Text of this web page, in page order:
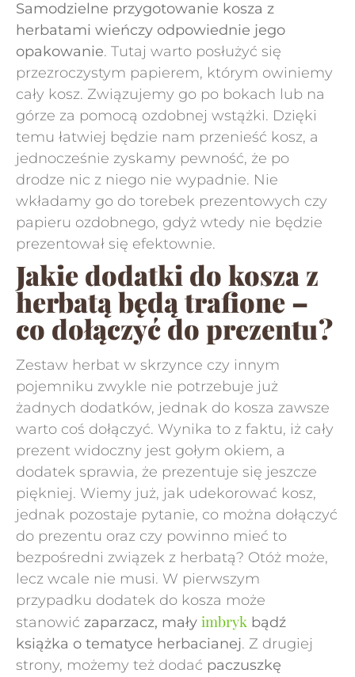
Samodzielne przygotowanie kosza z
herbatami wieńczy odpowiednie jego
opakowanie. Tutaj warto posłużyć się
przezroczystym papierem, którym owiniemy
cały kosz. Związujemy go po bokach lub na
górze za pomocą ozdobnej wstążki. Dzięki
temu łatwiej będzie nam przenieść kosz, a
jednocześnie zyskamy pewność, że po
drodze nic z niego nie wypadnie. Nie
wkładamy go do torebek prezentowych czy
papieru ozdobnego, gdyż wtedy nie będzie
prezentował się efektownie.
Jakie dodatki do kosza z
herbatą będą trafione –
co dołączyć do prezentu?
Zestaw herbat w skrzynce czy innym
pojemniku zwykle nie potrzebuje już
żadnych dodatków, jednak do kosza zawsze
warto coś dołączyć. Wynika to z faktu, iż cały
prezent widoczny jest gołym okiem, a
dodatek sprawia, że prezentuje się jeszcze
piękniej. Wiemy już, jak udekorować kosz,
jednak pozostaje pytanie, co można dołączyć
do prezentu oraz czy powinno mieć to
bezpośredni związek z herbatą? Otóż może,
lecz wcale nie musi. W pierwszym
przypadku dodatek do kosza może
stanowić zaparzacz, mały imbryk bądź
książka o tematyce herbacianej. Z drugiej
strony, możemy też dodać paczuszkę